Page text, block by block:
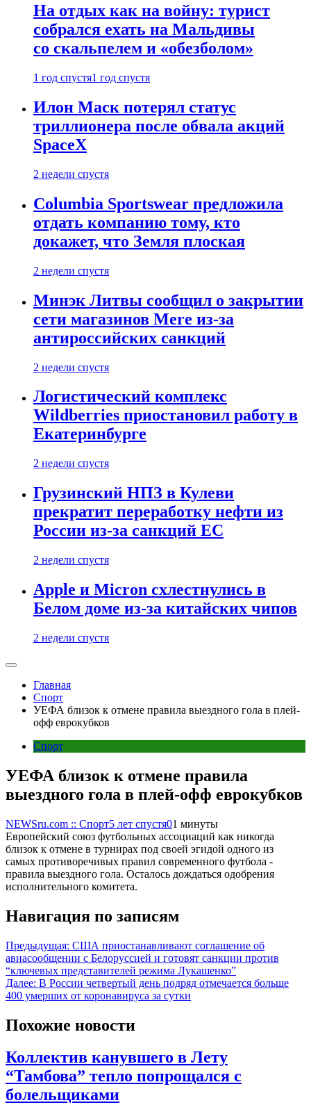
На отдых как на войну: турист
собрался ехать на Мальдивы
со скальпелем и «обезболом»
1 год спустя1 год спустя
Илон Маск потерял статус
триллионера после обвала акций
SpaceX
2 недели спустя
Columbia Sportswear предложила
отдать компанию тому, кто
докажет, что Земля плоская
2 недели спустя
Минэк Литвы сообщил о закрытии
сети магазинов Mere из-за
антироссийских санкций
2 недели спустя
Логистический комплекс
Wildberries приостановил работу в
Екатеринбурге
2 недели спустя
Грузинский НПЗ в Кулеви
прекратит переработку нефти из
России из-за санкций ЕС
2 недели спустя
Apple и Micron схлестнулись в
Белом доме из-за китайских чипов
2 недели спустя
Главная
Спорт
УЕФА близок к отмене правила выездного гола в плей-
офф еврокубков
Спорт
УЕФА близок к отмене правила
выездного гола в плей-офф еврокубков
NEWSru.com :: Спорт5 лет спустя01 минуты
Европейский союз футбольных ассоциаций как никогда
близок к отмене в турнирах под своей эгидой одного из
самых противоречивых правил современного футбола -
правила выездного гола. Осталось дождаться одобрения
исполнительного комитета.
Навигация по записям
Предыдущая: США приостанавливают соглашение об
авиасообщении с Белоруссией и готовят санкции против
“ключевых представителей режима Лукашенко”
Далее: В России четвертый день подряд отмечается больше
400 умерших от коронавируса за сутки
Похожие новости
Коллектив канувшего в Лету
“Тамбова” тепло попрощался с
болельщиками